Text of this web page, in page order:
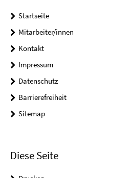
Startseite
Mitarbeiter/innen
Kontakt
Impressum
Datenschutz
Barrierefreiheit
Sitemap
Diese Seite